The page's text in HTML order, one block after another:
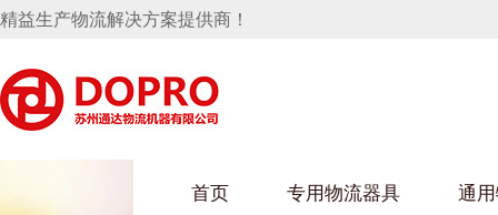
精益生产物流解决方案提供商！
首页 专用物流器具 通